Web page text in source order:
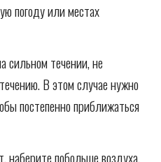
погоду или местах
сильном течении, не
В этом случае нужно
постепенно приближаться
наберите побольше воздуха,